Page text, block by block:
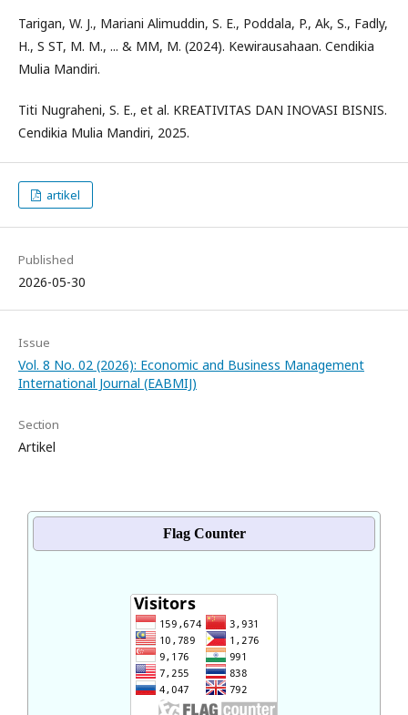
Tarigan, W. J., Mariani Alimuddin, S. E., Poddala, P., Ak, S., Fadly,
H., S ST, M. M., ... & MM, M. (2024). Kewirausahaan. Cendikia
Mulia Mandiri.
Titi Nugraheni, S. E., et al. KREATIVITAS DAN INOVASI BISNIS.
Cendikia Mulia Mandiri, 2025.
artikel
Published
2026-05-30
Issue
Vol. 8 No. 02 (2026): Economic and Business Management
International Journal (EABMIJ)
Section
Artikel
Flag Counter